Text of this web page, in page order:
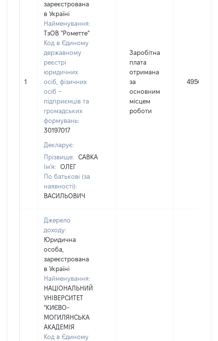
1
зареєстрована
в Україні
Найменування:
ТзОВ "Рометте"
Код в Єдиному
державному
реєстрі
юридичних
осіб, фізичних
осіб –
підприємців та
громадських
формувань:
30197017
Декларує:
Прізвище:
САВКА
Ім'я:
ОЛЕГ
По батькові (за
наявності):
ВАСИЛЬОВИЧ
Заробітна
плата
отримана
за
основним
місцем
роботи
49566
Джерело
доходу:
Юридична
особа,
зареєстрована
в Україні
Найменування:
НАЦІОНАЛЬНИЙ
УНІВЕРСИТЕТ
"КИЄВО-
МОГИЛЯНСЬКА
АКАДЕМІЯ
Код в Єдиному